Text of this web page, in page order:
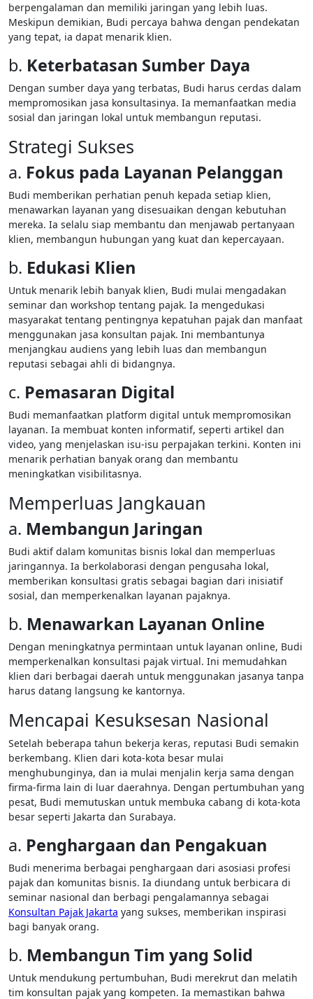
berpengalaman dan memiliki jaringan yang lebih luas.
Meskipun demikian, Budi percaya bahwa dengan pendekatan
yang tepat, ia dapat menarik klien.
b. Keterbatasan Sumber Daya
Dengan sumber daya yang terbatas, Budi harus cerdas dalam
mempromosikan jasa konsultasinya. Ia memanfaatkan media
sosial dan jaringan lokal untuk membangun reputasi.
Strategi Sukses
a. Fokus pada Layanan Pelanggan
Budi memberikan perhatian penuh kepada setiap klien,
menawarkan layanan yang disesuaikan dengan kebutuhan
mereka. Ia selalu siap membantu dan menjawab pertanyaan
klien, membangun hubungan yang kuat dan kepercayaan.
b. Edukasi Klien
Untuk menarik lebih banyak klien, Budi mulai mengadakan
seminar dan workshop tentang pajak. Ia mengedukasi
masyarakat tentang pentingnya kepatuhan pajak dan manfaat
menggunakan jasa konsultan pajak. Ini membantunya
menjangkau audiens yang lebih luas dan membangun
reputasi sebagai ahli di bidangnya.
c. Pemasaran Digital
Budi memanfaatkan platform digital untuk mempromosikan
layanan. Ia membuat konten informatif, seperti artikel dan
video, yang menjelaskan isu-isu perpajakan terkini. Konten ini
menarik perhatian banyak orang dan membantu
meningkatkan visibilitasnya.
Memperluas Jangkauan
a. Membangun Jaringan
Budi aktif dalam komunitas bisnis lokal dan memperluas
jaringannya. Ia berkolaborasi dengan pengusaha lokal,
memberikan konsultasi gratis sebagai bagian dari inisiatif
sosial, dan memperkenalkan layanan pajaknya.
b. Menawarkan Layanan Online
Dengan meningkatnya permintaan untuk layanan online, Budi
memperkenalkan konsultasi pajak virtual. Ini memudahkan
klien dari berbagai daerah untuk menggunakan jasanya tanpa
harus datang langsung ke kantornya.
Mencapai Kesuksesan Nasional
Setelah beberapa tahun bekerja keras, reputasi Budi semakin
berkembang. Klien dari kota-kota besar mulai
menghubunginya, dan ia mulai menjalin kerja sama dengan
firma-firma lain di luar daerahnya. Dengan pertumbuhan yang
pesat, Budi memutuskan untuk membuka cabang di kota-kota
besar seperti Jakarta dan Surabaya.
a. Penghargaan dan Pengakuan
Budi menerima berbagai penghargaan dari asosiasi profesi
pajak dan komunitas bisnis. Ia diundang untuk berbicara di
seminar nasional dan berbagi pengalamannya sebagai
Konsultan Pajak Jakarta yang sukses, memberikan inspirasi
bagi banyak orang.
b. Membangun Tim yang Solid
Untuk mendukung pertumbuhan, Budi merekrut dan melatih
tim konsultan pajak yang kompeten. Ia memastikan bahwa